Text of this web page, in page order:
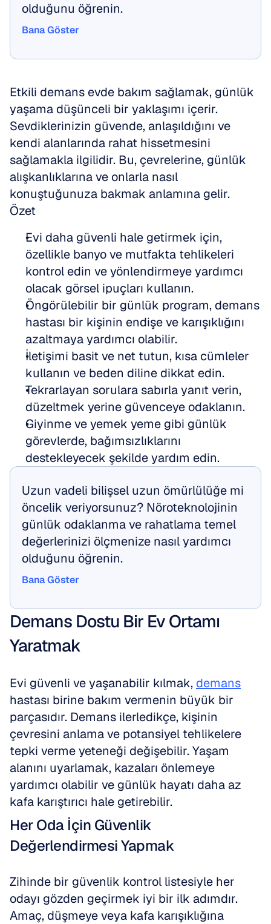
olduğunu öğrenin.
Bana Göster
Etkili demans evde bakım sağlamak, günlük
yaşama düşünceli bir yaklaşımı içerir.
Sevdiklerinizin güvende, anlaşıldığını ve
kendi alanlarında rahat hissetmesini
sağlamakla ilgilidir. Bu, çevrelerine, günlük
alışkanlıklarına ve onlarla nasıl
konuştuğunuza bakmak anlamına gelir.
Özet
Evi daha güvenli hale getirmek için,
özellikle banyo ve mutfakta tehlikeleri
kontrol edin ve yönlendirmeye yardımcı
olacak görsel ipuçları kullanın.
Öngörülebilir bir günlük program, demans
hastası bir kişinin endişe ve karışıklığını
azaltmaya yardımcı olabilir.
İletişimi basit ve net tutun, kısa cümleler
kullanın ve beden diline dikkat edin.
Tekrarlayan sorulara sabırla yanıt verin,
düzeltmek yerine güvenceye odaklanın.
Giyinme ve yemek yeme gibi günlük
görevlerde, bağımsızlıklarını
destekleyecek şekilde yardım edin.
Uzun vadeli bilişsel uzun ömürlülüğe mi
öncelik veriyorsunuz? Nöroteknolojinin
günlük odaklanma ve rahatlama temel
değerlerinizi ölçmenize nasıl yardımcı
olduğunu öğrenin.
Bana Göster
Demans Dostu Bir Ev Ortamı
Yaratmak
Evi güvenli ve yaşanabilir kılmak, demans
hastası birine bakım vermenin büyük bir
parçasıdır. Demans ilerledikçe, kişinin
çevresini anlama ve potansiyel tehlikelere
tepki verme yeteneği değişebilir. Yaşam
alanını uyarlamak, kazaları önlemeye
yardımcı olabilir ve günlük hayatı daha az
kafa karıştırıcı hale getirebilir.
Her Oda İçin Güvenlik
Değerlendirmesi Yapmak
Zihinde bir güvenlik kontrol listesiyle her
odayı gözden geçirmek iyi bir ilk adımdır.
Amaç, düşmeye veya kafa karışıklığına